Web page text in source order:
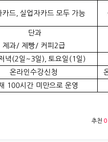
카드, 실업자카드 모두 가능
단과
제과/ 제빵/ 커피2급
녁(2일~3일), 토요일(1일)
온라인수강신청
100시간 미만으로 운영
추천 0